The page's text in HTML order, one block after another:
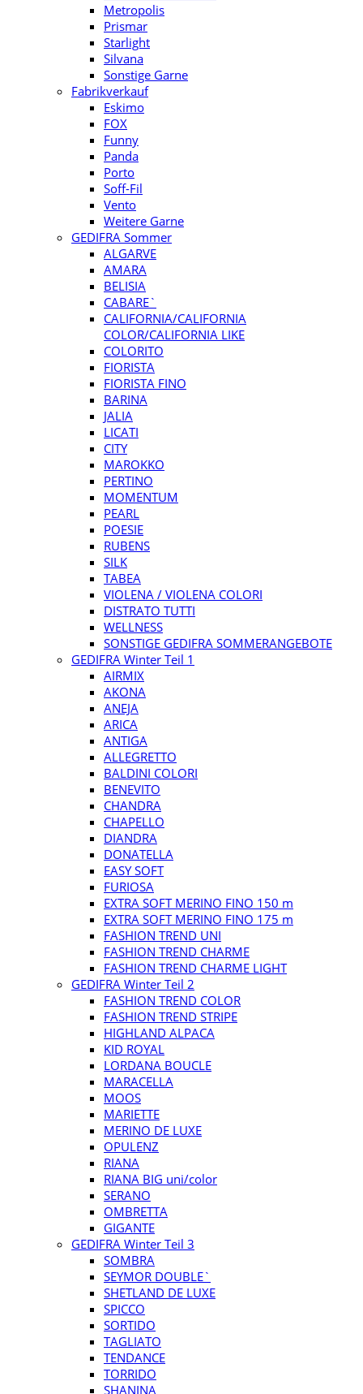
Metropolis
Prismar
Starlight
Silvana
Sonstige Garne
Fabrikverkauf
Eskimo
FOX
Funny
Panda
Porto
Soff-Fil
Vento
Weitere Garne
GEDIFRA Sommer
ALGARVE
AMARA
BELISIA
CABARE`
CALIFORNIA/CALIFORNIA
COLOR/CALIFORNIA LIKE
COLORITO
FIORISTA
FIORISTA FINO
BARINA
JALIA
LICATI
CITY
MAROKKO
PERTINO
MOMENTUM
PEARL
POESIE
RUBENS
SILK
TABEA
VIOLENA / VIOLENA COLORI
DISTRATO TUTTI
WELLNESS
SONSTIGE GEDIFRA SOMMERANGEBOTE
GEDIFRA Winter Teil 1
AIRMIX
AKONA
ANEJA
ARICA
ANTIGA
ALLEGRETTO
BALDINI COLORI
BENEVITO
CHANDRA
CHAPELLO
DIANDRA
DONATELLA
EASY SOFT
FURIOSA
EXTRA SOFT MERINO FINO 150 m
EXTRA SOFT MERINO FINO 175 m
FASHION TREND UNI
FASHION TREND CHARME
FASHION TREND CHARME LIGHT
GEDIFRA Winter Teil 2
FASHION TREND COLOR
FASHION TREND STRIPE
HIGHLAND ALPACA
KID ROYAL
LORDANA BOUCLE
MARACELLA
MOOS
MARIETTE
MERINO DE LUXE
OPULENZ
RIANA
RIANA BIG uni/color
SERANO
OMBRETTA
GIGANTE
GEDIFRA Winter Teil 3
SOMBRA
SEYMOR DOUBLE`
SHETLAND DE LUXE
SPICCO
SORTIDO
TAGLIATO
TENDANCE
TORRIDO
SHANINA